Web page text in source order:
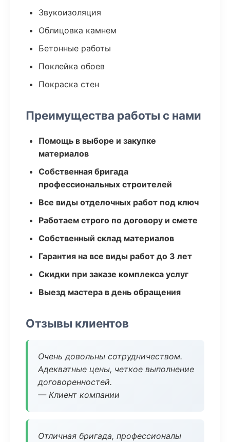
Звукоизоляция
Облицовка камнем
Бетонные работы
Поклейка обоев
Покраска стен
Преимущества работы с нами
Помощь в выборе и закупке
материалов
Собственная бригада
профессиональных строителей
Все виды отделочных работ под ключ
Работаем строго по договору и смете
Собственный склад материалов
Гарантия на все виды работ до 3 лет
Скидки при заказе комплекса услуг
Выезд мастера в день обращения
Отзывы клиентов
Очень довольны сотрудничеством.
Адекватные цены, четкое выполнение
договоренностей.
— Клиент компании
Отличная бригада, профессионалы